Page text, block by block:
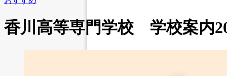
香川高等専門学校 学校案内